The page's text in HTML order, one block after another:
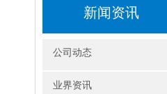
新闻资讯
公司动态
业界资讯